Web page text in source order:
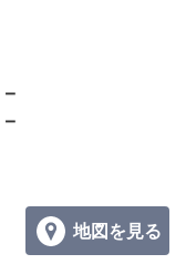
－
－
地図を見る